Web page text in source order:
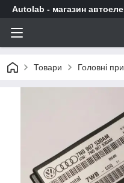
Autolab - магазин
Товари Головні